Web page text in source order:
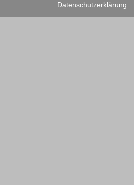
Datenschutzerklärung